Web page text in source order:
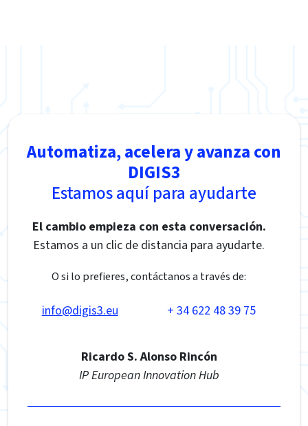
Automatiza, acelera y avanza con
DIGIS3
Estamos aquí para ayudarte
El cambio empieza con esta conversación.
Estamos a un clic de distancia para ayudarte.
O si lo prefieres, contáctanos a través de:
info@digis3.eu + 34 622 48 39 75
Ricardo S. Alonso Rincón
IP European Innovation Hub